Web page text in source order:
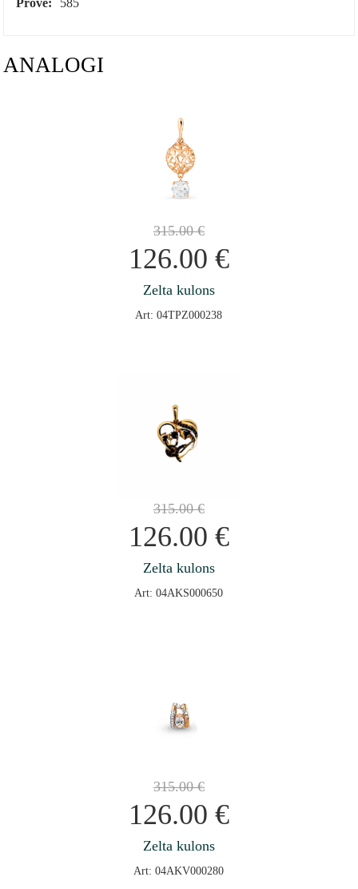
Prove: 585
ANALOGI
315.00€
126.00 €
Zelta kulons
Art: 04TPZ000238
315.00€
126.00 €
Zelta kulons
Art: 04AKS000650
315.00€
126.00 €
Zelta kulons
Art: 04AKV000280